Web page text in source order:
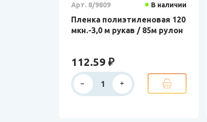
Арт. 8/9809 В наличии
Пленка полиэтиленовая 120
мкн.-3,0 м рукав / 85м рулон
112.59 ₽